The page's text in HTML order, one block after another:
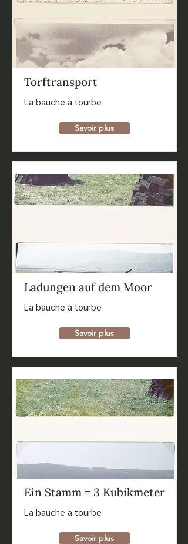
Torftransport
La bauche à tourbe
Savoir plus
Ladungen auf dem Moor
La bauche à tourbe
Savoir plus
Ein Stamm = 3 Kubikmeter
La bauche à tourbe
Savoir plus